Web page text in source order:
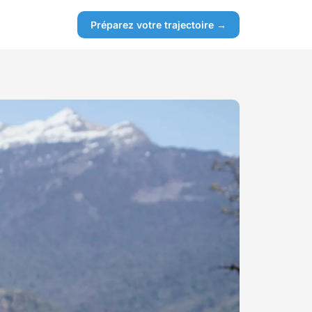
Préparez votre trajectoire →